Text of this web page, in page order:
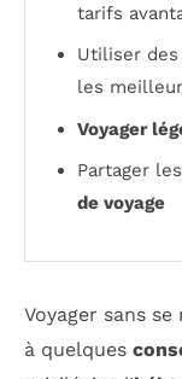
tarifs
Utiliser des
les
Voyager
Partager
de voyage
Voyager sans
à quelques